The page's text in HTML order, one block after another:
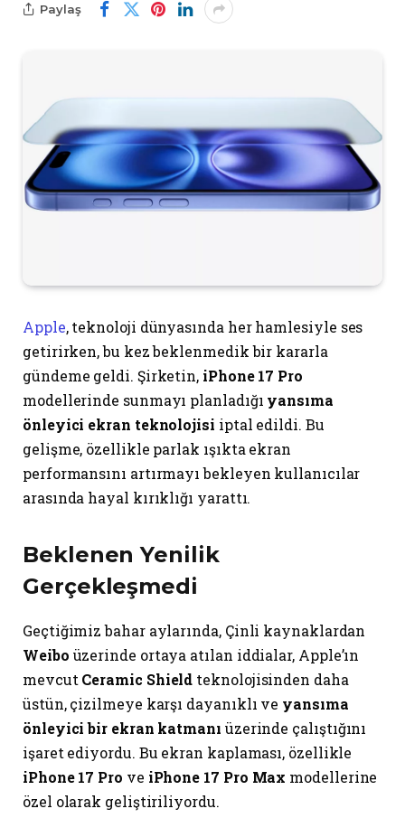
Paylaş
Apple, teknoloji dünyasında her hamlesiyle ses
getirirken, bu kez beklenmedik bir kararla
gündeme geldi. Şirketin, iPhone 17 Pro
modellerinde sunmayı planladığı yansıma
önleyici ekran teknolojisi iptal edildi. Bu
gelişme, özellikle parlak ışıkta ekran
performansını artırmayı bekleyen kullanıcılar
arasında hayal kırıklığı yarattı.
Beklenen Yenilik
Gerçekleşmedi
Geçtiğimiz bahar aylarında, Çinli kaynaklardan
Weibo üzerinde ortaya atılan iddialar, Apple’ın
mevcutCeramic Shield teknolojisinden daha
üstün, çizilmeye karşı dayanıklı ve yansıma
önleyici bir ekran katmanı üzerinde çalıştığını
işaret ediyordu. Bu ekran kaplaması, özellikle
iPhone 17 Pro ve iPhone 17 Pro Max modellerine
özel olarak geliştiriliyordu.